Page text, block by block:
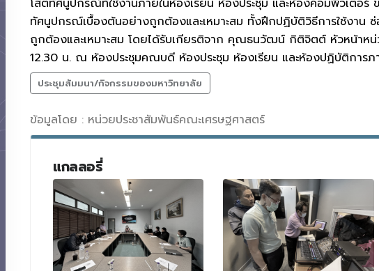
โสตทัศนูปกรณ์ที่ใช้งานภายในห้องเรียน ห้องประชุม และห้องคอมพิวเตอร์
ทัศนูปกรณ์เบื้องต้นอย่างถูกต้องและเหมาะสม ทั้งฝึกปฏิบัติวิธีการใช้งาน
ถูกต้องและเหมาะสม โดยได้รับเกียรติจาก คุณธนวัฒน์ กิติจิตต์ หัวหน้าห
12.30 น. ณ ห้องประชุมคณบดี ห้องประชุม ห้องเรียน และห้องปฏิบัติการภ
ประชุมสัมมนา/กิจกรรมของมหาวิทยาลัย
ข้อมูลโดย : หน่วยประชาสัมพันธ์คณะเศรษฐศาสตร์
แกลลอรี่